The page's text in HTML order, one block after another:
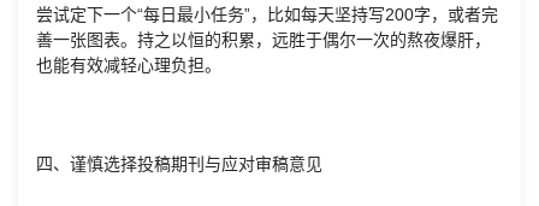
尝试定下一个“每日最小任务”，比如每天坚持写200字，或者完
善一张图表。持之以恒的积累，远胜于偶尔一次的熬夜爆肝，
也能有效减轻心理负担。
四、谨慎选择投稿期刊与应对审稿意见